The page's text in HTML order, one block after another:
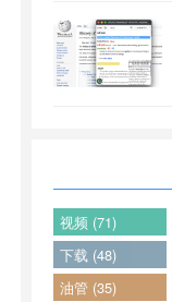
视频 (71)
下载 (48)
油管 (35)